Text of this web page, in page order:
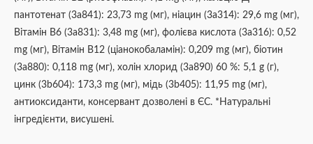
пантотенат (3а841): 23,73 mg (мг), ніацин (3а314): 29,6 mg (мг),
Вітамін В6 (3а831): 3,48 mg (мг), фолієва кислота (3а316): 0,52
mg (мг), Вітамін В12 (ціанокобаламін): 0,209 mg (мг), біотин
(3а880): 0,118 mg (мг), холін хлорид (3а890) 60 %: 5,1 g (г),
цинк (3b604): 173,3 mg (мг), мідь (3b405): 11,95 mg (мг),
антиоксиданти, консервант дозволені в ЄС. *Натуральні
інгредієнти, висушені.